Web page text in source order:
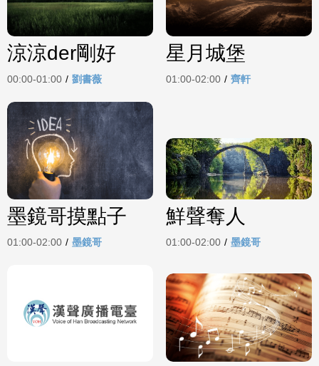
涼涼der剛好
00:00-01:00 / 劉書薇
星月城堡
01:00-02:00 / 齊軒
墨鏡哥摸點子
01:00-02:00 / 墨鏡哥
鮮聲奪人
01:00-02:00 / 墨鏡哥